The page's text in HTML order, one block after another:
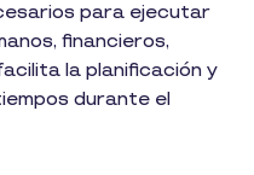
para ejecutar
financieros,
la planificación y
durante el